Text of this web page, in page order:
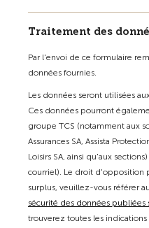
Traitement des
Par l'envoi de ce formulaire
données fournies.
Les données seront utilisées
Ces données pourront
groupe TCS (notamment aux
Assurances SA, Assista
Loisirs SA, ainsi qu'aux
courriel). Le droit d'opposition
surplus, veuillez-vous référer
sécurité des données publiées
trouverez toutes les